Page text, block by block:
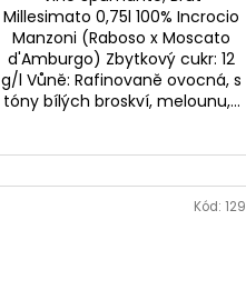
Millesimato 0,75l 100% Incrocio
Manzoni (Raboso x Moscato
d'Amburgo) Zbytkový cukr: 12
g/l Vůně: Rafinovaně ovocná, s
tóny bílých broskví, melounu,...
Kód:129